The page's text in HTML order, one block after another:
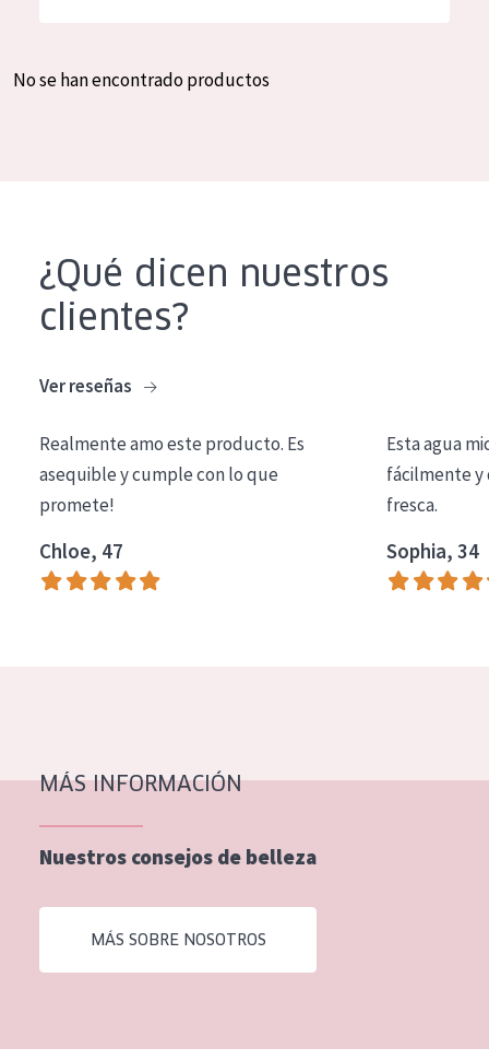
Crema de día
Crema de noche
Limpieza
COLECCIÓN
Essentials
Lift+
Piel normal y seca
Piel mixata o grasa
Piel madura
Piel expuesta al sol
Piel menopáusica
Todas las edades
Spanish
No se han encontrado productos
¿Qué dicen nuestros
clientes?
Ver reseñas
Realmente amo este producto. Es
asequible y cumple con lo que
promete!
Chloe, 47
Esta agua
fácilmente y
fresca.
Sophia, 34
MÁS INFORMACIÓN
Nuestros consejos de belleza
MÁS SOBRE NOSOTROS